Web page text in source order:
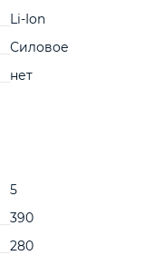
Li-Ion
Силовое
нет
5
390
280